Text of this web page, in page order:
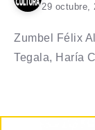
29 octubre,
Zumbel Félix
Tegala, Haría